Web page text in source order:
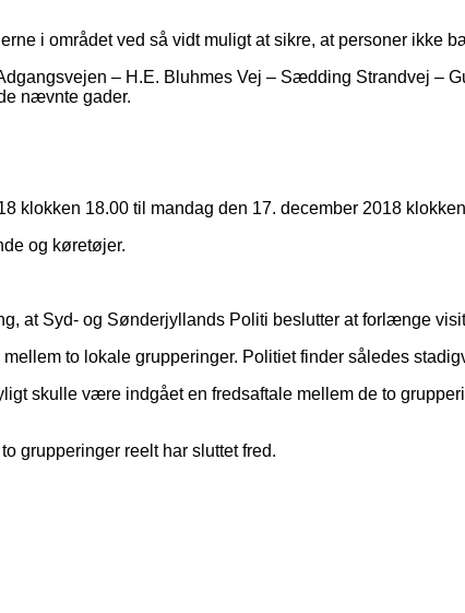
i området ved så vidt muligt at sikre, at personer ikke
– H.E. Bluhmes Vej – Sædding Strandvej –
nævnte gader.
klokken 18.00 til mandag den 17. december 2018
og køretøjer.
at Syd- og Sønderjyllands Politi beslutter at forlænge
to lokale grupperinger. Politiet finder således
skulle være indgået en fredsaftale mellem de to
grupperinger reelt har sluttet fred.